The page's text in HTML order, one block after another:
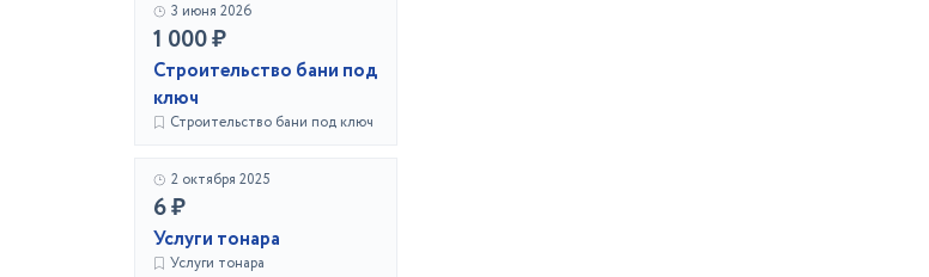
3 июня 2026
1 000 ₽
Строительство бани под
ключ
Строительство бани под ключ
2 октября 2025
6 ₽
Услуги тонара
Услуги тонара